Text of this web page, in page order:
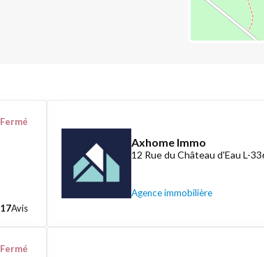
Fermé
17Avis
Axhome Immo
12 Rue du Château d'Eau L-
Agence immobilière
Fermé